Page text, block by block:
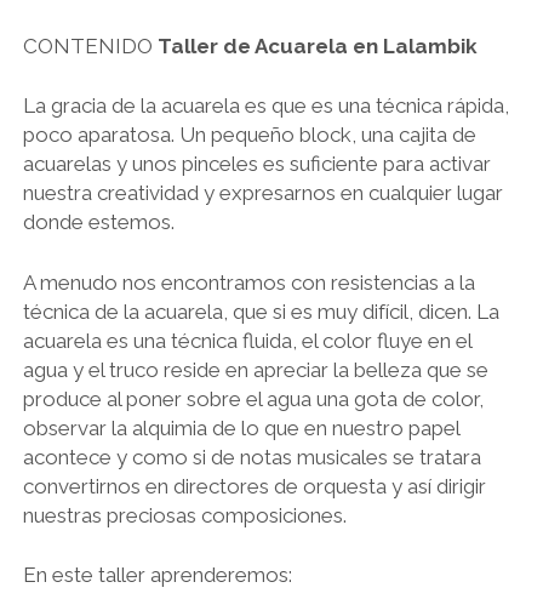
CONTENIDO Taller de Acuarela en Lalambik
La gracia de la acuarela es que es una técnica rápida,
poco aparatosa. Un pequeño block, una cajita de
acuarelas y unos pinceles es suficiente para activar
nuestra creatividad y expresarnos en cualquier lugar
donde estemos.
A menudo nos encontramos con resistencias a la
técnica de la acuarela, que si es muy difícil, dicen. La
acuarela es una técnica fluida, el color fluye en el
agua y el truco reside en apreciar la belleza que se
produce al poner sobre el agua una gota de color,
observar la alquimia de lo que en nuestro papel
acontece y como si de notas musicales se tratara
convertirnos en directores de orquesta y así dirigir
nuestras preciosas composiciones.
En este taller aprenderemos: